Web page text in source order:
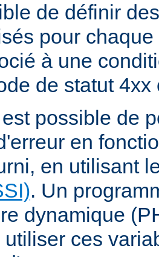
de définir
pour
à une
de statut 4xx
possible de
en
en utilisant
. Un
dynamique
utiliser ces